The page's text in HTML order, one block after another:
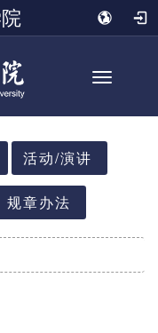
Toggle
活动/演讲
规章办法